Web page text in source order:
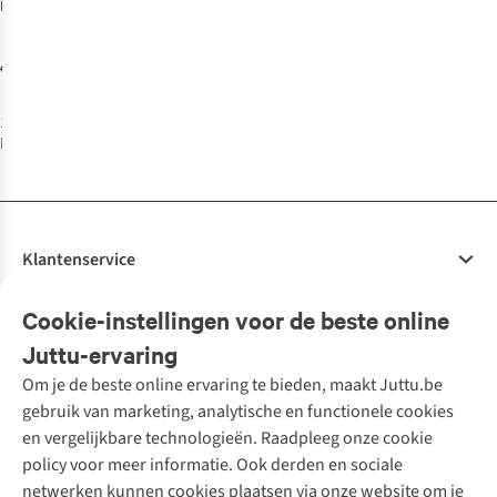
Make That The
- 2024
€15,99
1
beschikbaar
Cookie-instellingen voor de beste online
Juttu-ervaring
Om je de beste online ervaring te bieden, maakt Juttu.be
gebruik van marketing, analytische en functionele cookies
en vergelijkbare technologieën. Raadpleeg onze cookie
policy voor meer informatie. Ook derden en sociale
netwerken kunnen cookies plaatsen via onze website om je
Klantenservice
Bestellen
Betalen
10% studentenkorting
Klarna - achteraf betalen
Levering
Retourneren
Onze diensten
Tweedehands - ReJUsed
Kledingatelier
Personal shopping
Textielbox
Events / workshops
Juttu
Over ons
Juttu Friends
Inspiratie
Merken